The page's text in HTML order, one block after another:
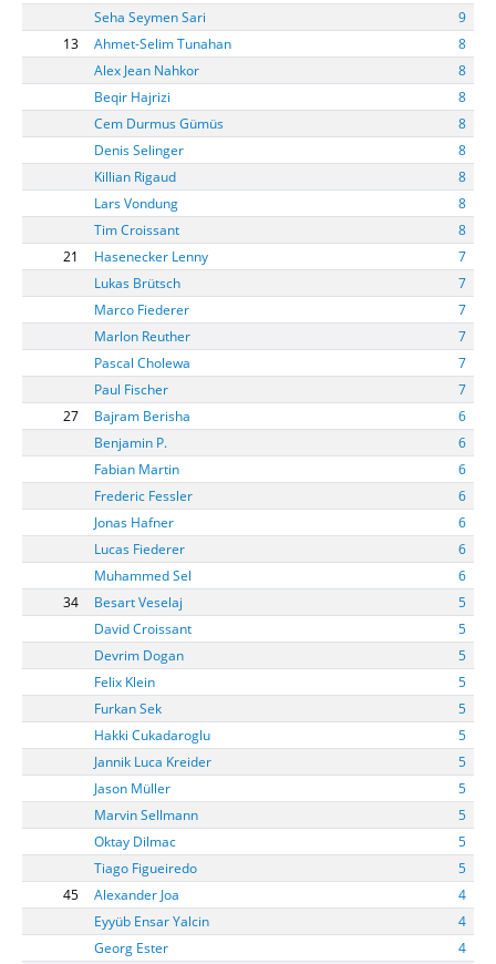
Seha Seymen Sari
9
13
Ahmet-Selim Tunahan
8
Alex Jean Nahkor
8
Beqir Hajrizi
8
Cem Durmus Gümüs
8
Denis Selinger
8
Killian Rigaud
8
Lars Vondung
8
Tim Croissant
8
21
Hasenecker Lenny
7
Lukas Brütsch
7
Marco Fiederer
7
Marlon Reuther
7
Pascal Cholewa
7
Paul Fischer
7
27
Bajram Berisha
6
Benjamin P.
6
Fabian Martin
6
Frederic Fessler
6
Jonas Hafner
6
Lucas Fiederer
6
Muhammed Sel
6
34
Besart Veselaj
5
David Croissant
5
Devrim Dogan
5
Felix Klein
5
Furkan Sek
5
Hakki Cukadaroglu
5
Jannik Luca Kreider
5
Jason Müller
5
Marvin Sellmann
5
Oktay Dilmac
5
Tiago Figueiredo
5
45
Alexander Joa
4
Eyyüb Ensar Yalcin
4
Georg Ester
4